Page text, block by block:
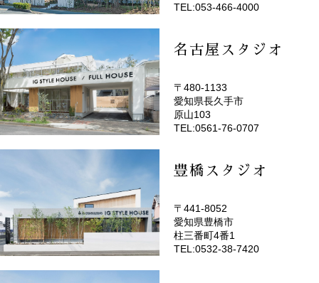
TEL:053-466-4000
名古屋スタジオ
(EMOTOP名古屋)
〒480-1133
愛知県長久手市
原山103
TEL:0561-76-0707
豊橋スタジオ
(EMOTOP豊橋)
〒441-8052
愛知県豊橋市
柱三番町4番1
TEL:0532-38-7420